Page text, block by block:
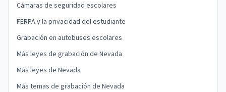
Cámaras de seguridad escolares
FERPA y la privacidad del estudiante
Grabación en autobuses escolares
Más leyes de grabación de Nevada
Más leyes de Nevada
Más temas de grabación de Nevada